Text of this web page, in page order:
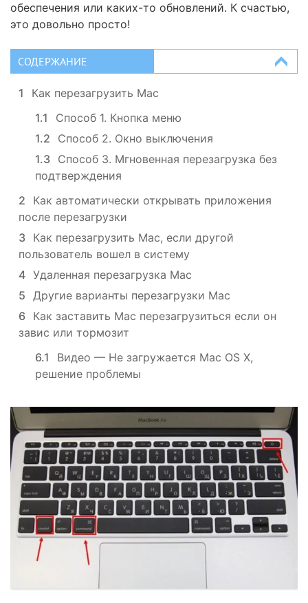
обеспечения или каких-то обновлений. К счастью,
это довольно просто!
СОДЕРЖАНИЕ
1
Как перезагрузить Mac
1.1
Способ 1. Кнопка меню
1.2
Способ 2. Окно выключения
1.3 Способ 3. Мгновенная перезагрузка без
подтверждения
2
Как автоматически открывать приложения
после перезагрузки
3 Как перезагрузить Mac, если другой
пользователь вошел в систему
4 Удаленная перезагрузка Mac
5 Другие варианты перезагрузки Mac
6
Как заставить Mac перезагрузиться если он
завис или тормозит
6.1
Видео — Не загружается Mac OS X,
решение проблемы